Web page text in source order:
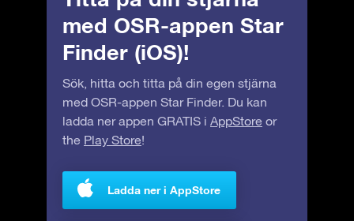
med OSR-appen Star
Finder (iOS)!
Sök, hitta och titta på din egen stjärna
med OSR-appen Star Finder. Du kan
ladda ner appen GRATIS i AppStore or
the Play Store!
Ladda ner i AppStore